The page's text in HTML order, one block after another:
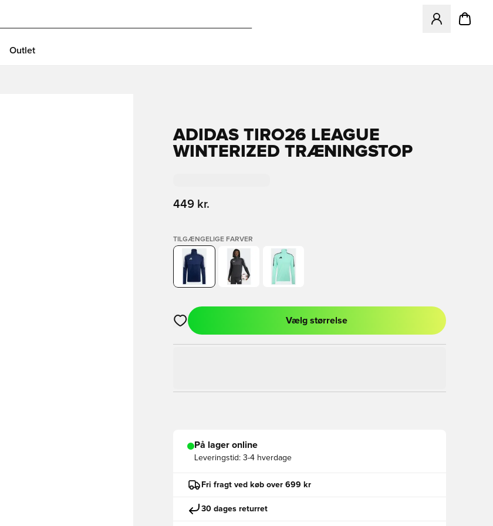
Åbner en
Outlet
ADIDAS TIRO26 LEAGUE
WINTERIZED TRÆNINGSTOP
449 kr.
TILGÆNGELIGE FARVER
Åbner en Modal til at logge ind eller tilmelde dig som medlem
Vælg størrelse
På lager online
Leveringstid: 3-4 hverdage
Fri fragt ved køb over 699 kr
30 dages returret